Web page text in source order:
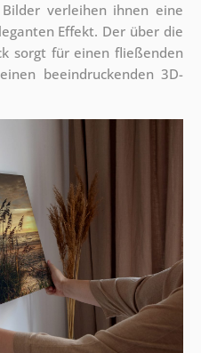
verleihen ihnen eine
Effekt. Der über die
sorgt für einen fließenden
beeindruckenden 3D-